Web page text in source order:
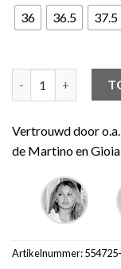
36 36.5 37.5
Jordan 1 Mid
Vertrouwd door o.a.
de Martino en
Artikelnummer: